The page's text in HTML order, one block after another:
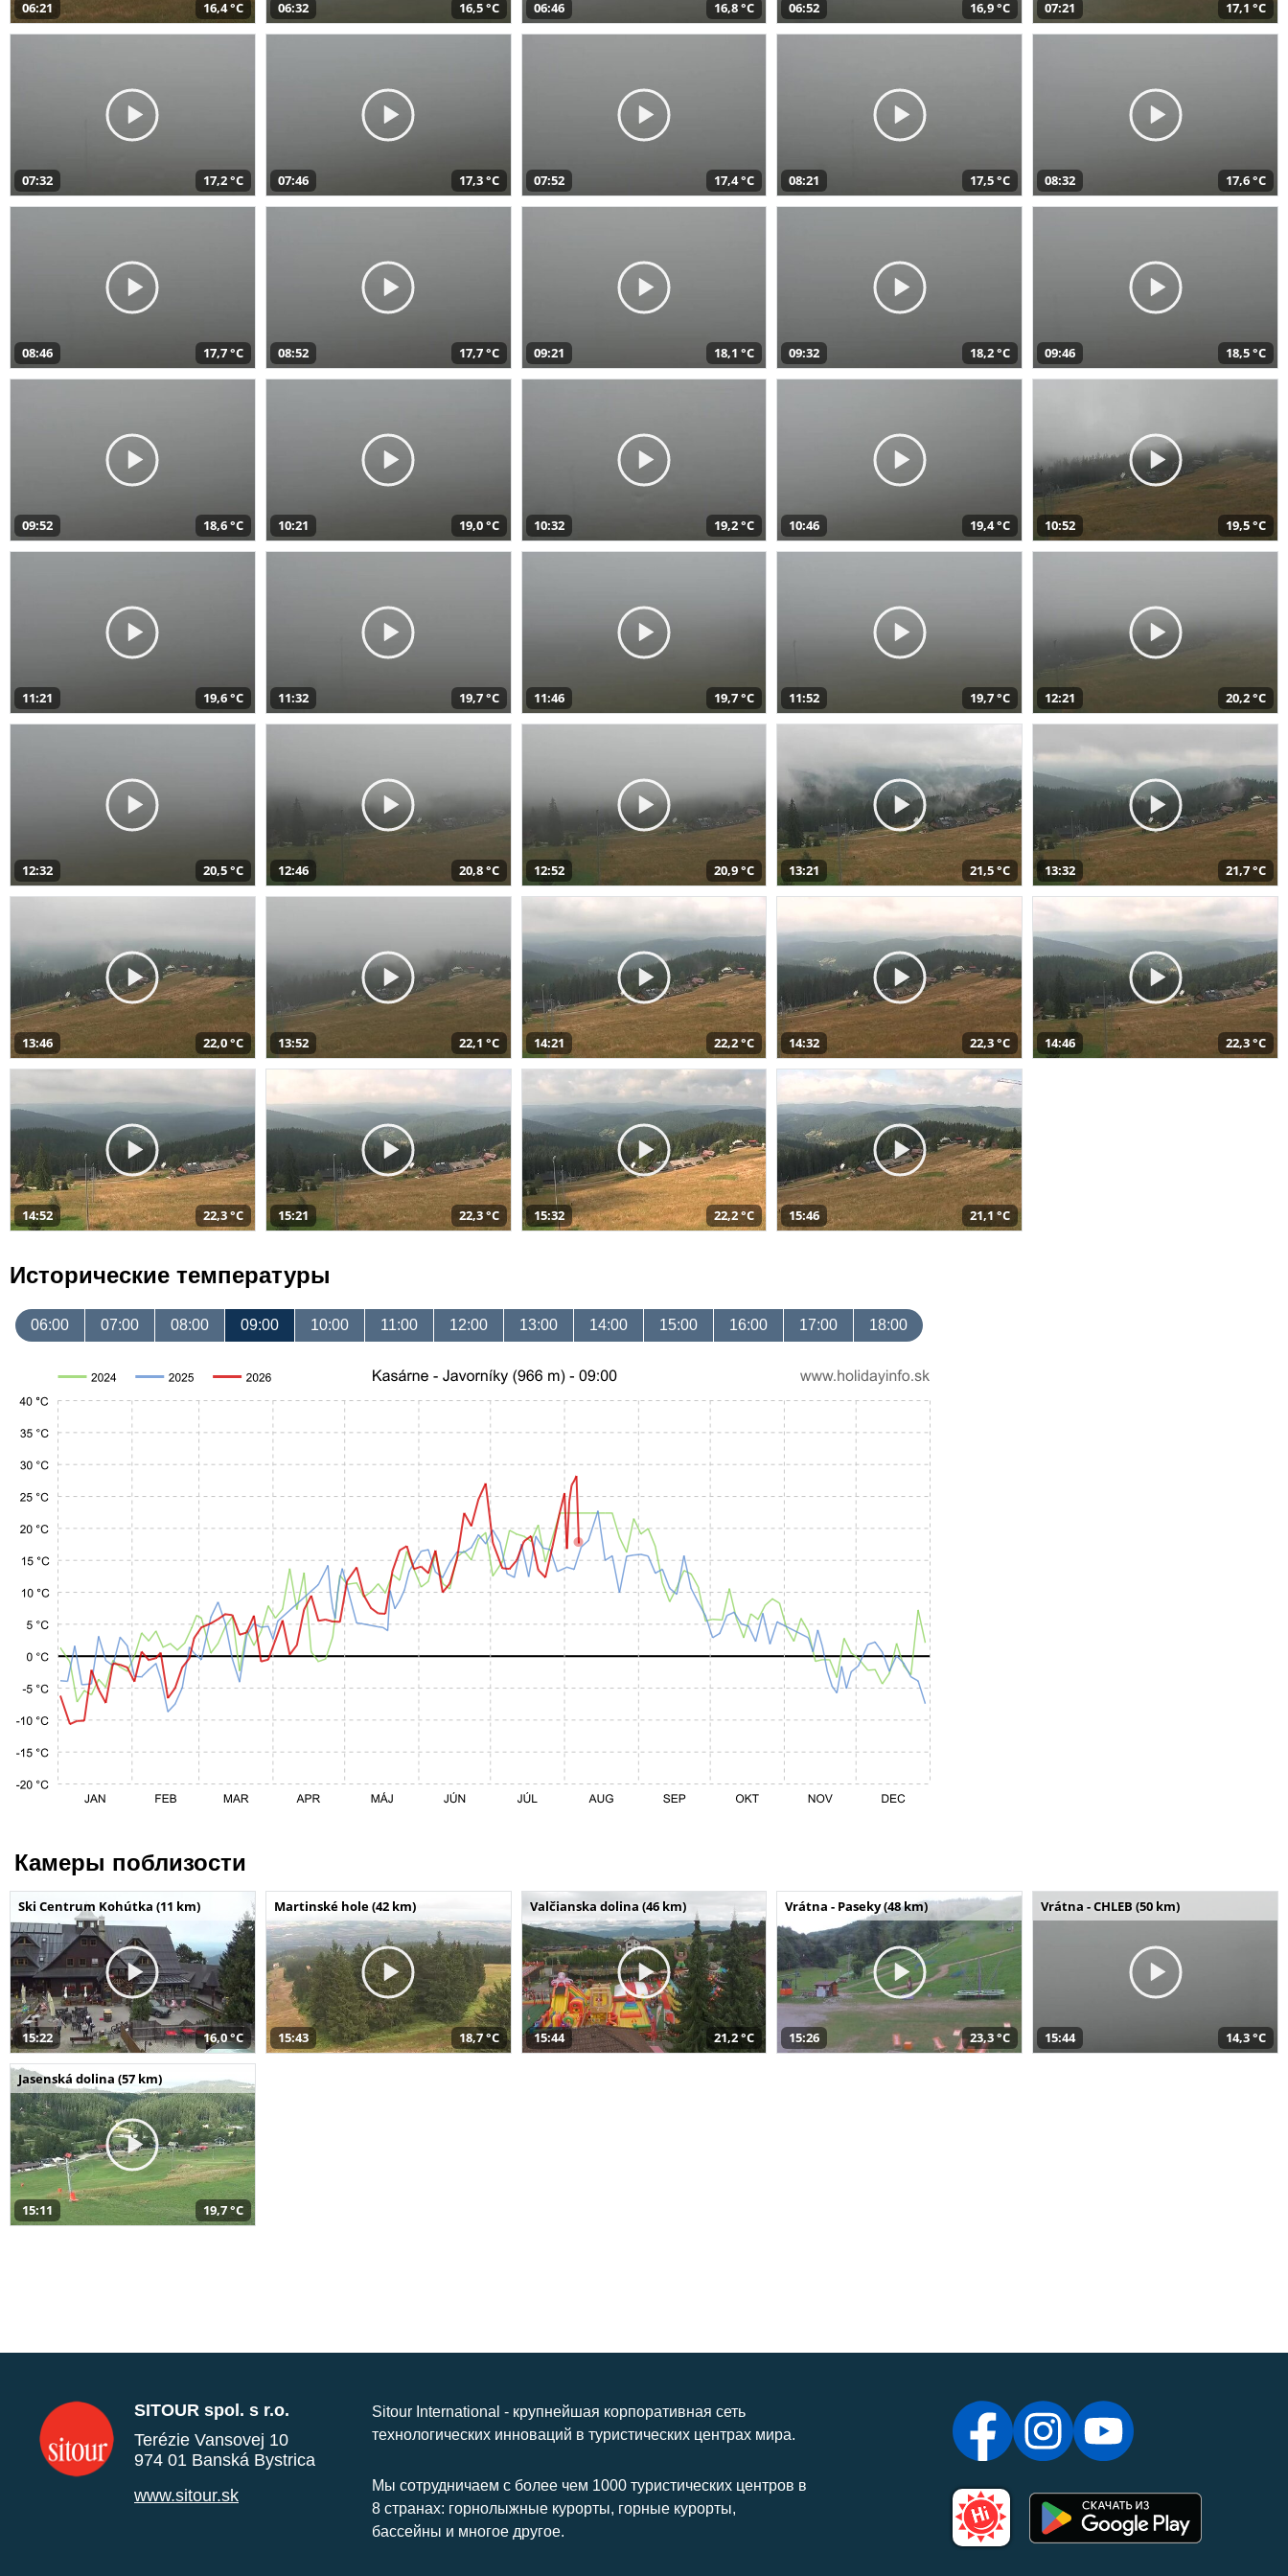
06:21 16,4 °C 06:32 16,5 °C 06:46 16,8 °C 06:52 16,9 °C 07:21 17,1 °C
07:32 17,2 °C 07:46 17,3 °C 07:52 17,4 °C 08:21 17,5 °C 08:32 17,6 °C
08:46 17,7 °C 08:52 17,7 °C 09:21 18,1 °C 09:32 18,2 °C 09:46 18,5 °C
09:52 18,6 °C 10:21 19,0 °C 10:32 19,2 °C 10:46 19,4 °C 10:52 19,5 °C
11:21 19,6 °C 11:32 19,7 °C 11:46 19,7 °C 11:52 19,7 °C 12:21 20,2 °C
12:32 20,5 °C 12:46 20,8 °C 12:52 20,9 °C 13:21 21,5 °C 13:32 21,7 °C
13:46 22,0 °C 13:52 22,1 °C 14:21 22,2 °C 14:32 22,3 °C 14:46 22,3 °C
14:52 22,3 °C 15:21 22,3 °C 15:32 22,2 °C 15:46 21,1 °C
Исторические температуры
06:00 07:00 08:00 09:00 10:00 11:00 12:00 13:00 14:00 15:00 16:00 17:00 18:00
Камеры поблизости
Ski Centrum Kohútka (11 km)
15:22 16,0 °C
Martinské hole (42 km)
15:43 18,7 °C
Valčianska dolina (46 km)
15:44 21,2 °C
Vrátna - Paseky (48 km)
15:26 23,3 °C
Vrátna - CHLEB (50 km)
15:44 14,3 °C
Jasenská dolina (57 km)
15:11 19,7 °C
SITOUR spol. s r.o.
Terézie Vansovej 10
974 01 Banská Bystrica
www.sitour.sk
Sitour International - крупнейшая корпоративная сеть
технологических инноваций в туристических центрах мира.
Мы сотрудничаем с более чем 1000 туристических центров в
8 странах: горнолыжные курорты, горные курорты,
бассейны и многое другое.